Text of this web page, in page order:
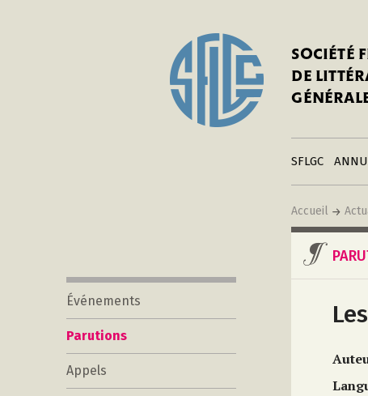
SOCIÉTÉ
DE
SFLGC
Adhérer à
Publier
Liens
Accueil
Événements
Parutions
Appels